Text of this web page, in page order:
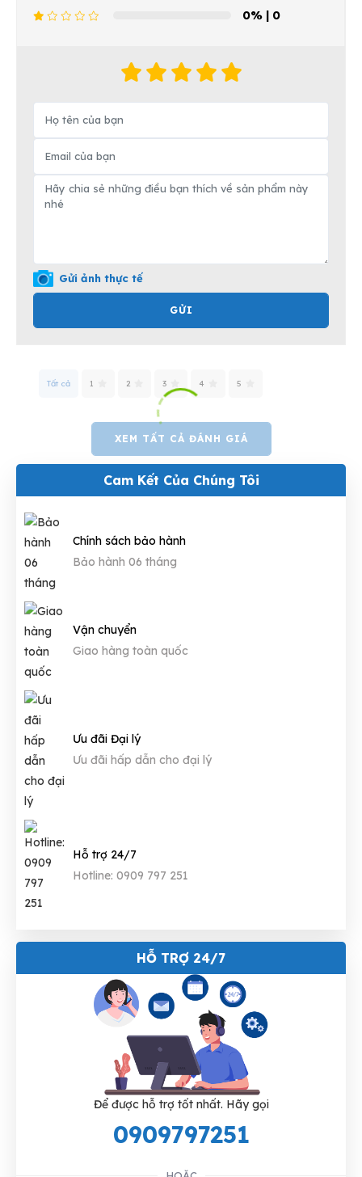
0% | 0
Gửi ảnh thực tế
GỬI
Tất cả 1 2 3 4 5
XEM TẤT CẢ ĐÁNH GIÁ
Cam Kết Của Chúng Tôi
Chính sách bảo hành
Bảo hành 06 tháng
Vận chuyển
Giao hàng toàn quốc
Ưu đãi Đại lý
Ưu đãi hấp dẫn cho đại lý
Hỗ trợ 24/7
Hotline: 0909 797 251
HỖ TRỢ 24/7
Để được hỗ trợ tốt nhất. Hãy gọi
0909797251